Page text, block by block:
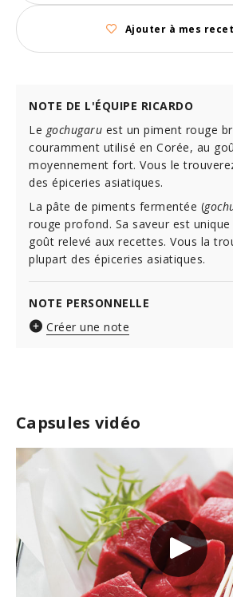
Capsules vidéo
Ajouter à mes
NOTE DE L'ÉQUIPE RICARDO
Le gochugaru est un piment rouge
couramment utilisé en Corée, au
moyennement fort. Vous le
des épiceries asiatiques.
La pâte de piments fermentée (
rouge profond. Sa saveur est
goût relevé aux recettes. Vous la
plupart des épiceries asiatiques.
NOTE PERSONNELLE
Créer une note